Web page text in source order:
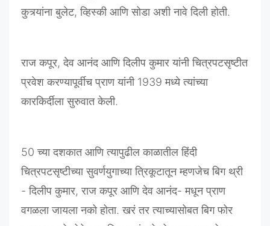
कुत्र्यांना बुलेट,व्हिस्की आणि सोडा अशी नावे दिली होती.
राज कपूर,देव आनंद आणि दिलीप कुमार यांनी चित्रपटसृष्टीत
प्रवेश करण्यापूर्वीच प्राण यांनी1939मध्ये त्यांच्या
कारकिर्दीला सुरुवात केली.
50च्या दशकात आणि त्यापुढील काळातील हिंदी
चित्रपटसृष्टीच्या सुवर्णयुगाच्या त्रिकूटातून म्हणजेच बिग थ्री
-दिलीप कुमार,राज कपूर आणि देव आनंद-मधून प्राण
वगळला जायला नको होता.खरं तर त्याच्यासोबत बिग फोर